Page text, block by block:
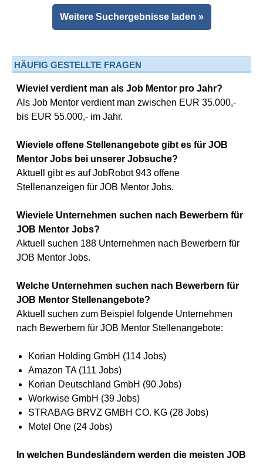
Weitere Suchergebnisse laden »
HÄUFIG GESTELLTE FRAGEN
Wieviel verdient man als Job Mentor pro Jahr?
Als Job Mentor verdient man zwischen EUR 35.000,-
bis EUR 55.000,- im Jahr.
Wieviele offene Stellenangebote gibt es für JOB
Mentor Jobs bei unserer Jobsuche?
Aktuell gibt es auf JobRobot 943 offene
Stellenanzeigen für JOB Mentor Jobs.
Wieviele Unternehmen suchen nach Bewerbern für
JOB Mentor Jobs?
Aktuell suchen 188 Unternehmen nach Bewerbern für
JOB Mentor Jobs.
Welche Unternehmen suchen nach Bewerbern für
JOB Mentor Stellenangebote?
Aktuell suchen zum Beispiel folgende Unternehmen
nach Bewerbern für JOB Mentor Stellenangebote:
Korian Holding GmbH (114 Jobs)
Amazon TA (111 Jobs)
Korian Deutschland GmbH (90 Jobs)
Workwise GmbH (39 Jobs)
STRABAG BRVZ GMBH CO. KG (28 Jobs)
Motel One (24 Jobs)
In welchen Bundesländern werden die meisten JOB